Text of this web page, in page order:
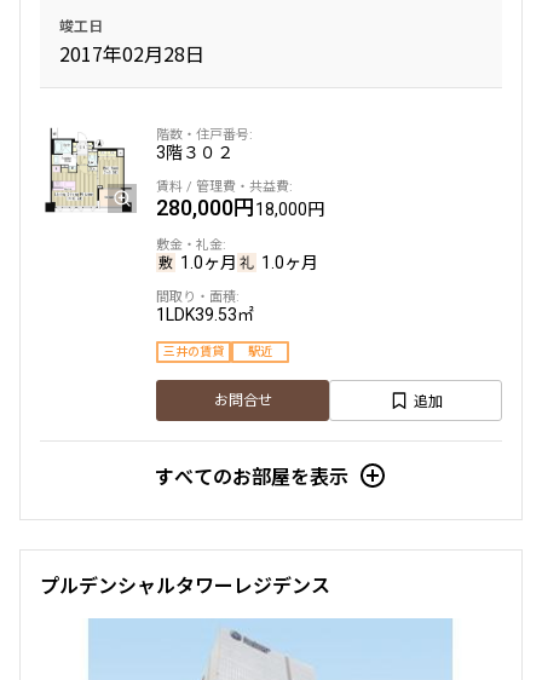
竣工日
2017年02月28日
3階３０２
280,000円18,000円
1.0ヶ月 1.0ヶ月
1LDK39.53㎡
三井の賃貸 駅近
お問合せ 追加
すべてのお部屋を表示
プルデンシャルタワーレジデンス